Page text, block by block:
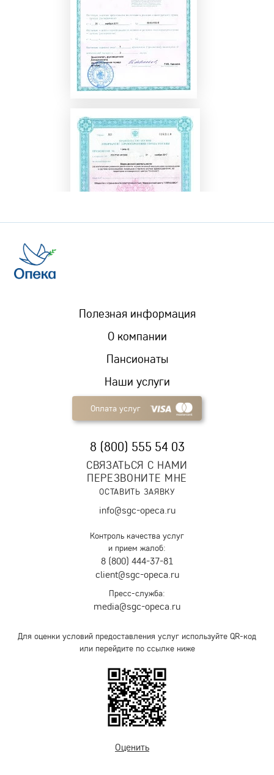
Пансионаты
Наши услуги
Полезная информация
О компании
Оплата услуг
8 (800) 555 54 03
СВЯЗАТЬСЯ С НАМИ
ПЕРЕЗВОНИТЕ МНЕ
ОСТАВИТЬ ЗАЯВКУ
info@sgc-opeca.ru
Контроль качества услуг
и прием жалоб:
8 (800) 444-37-81
client@sgc-opeca.ru
Пресс-служба:
media@sgc-opeca.ru
Для оценки условий предоставления услуг используйте QR-код
или перейдите по ссылке ниже
Оценить